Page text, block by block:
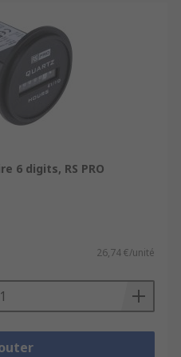
6 digits, RS PRO
26,74 €/unité